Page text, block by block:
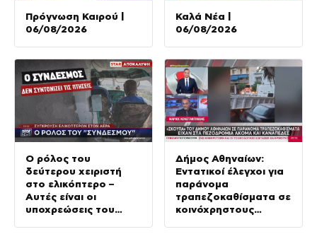
Πρόγνωση Καιρού |
06/08/2026
Καλά Νέα |
06/08/2026
Ο ρόλος του
δεύτερου χειριστή
στο ελικόπτερο –
Αυτές είναι οι
υποχρεώσεις του
Δήμος Αθηναίων:
Εντατικοί έλεγχοι για
παράνομα
τραπεζοκαθίσματα σε
κοινόχρηστους